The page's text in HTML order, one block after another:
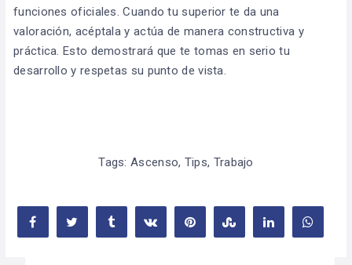
funciones oficiales. Cuando tu superior te da una
valoración, acéptala y actúa de manera constructiva y
práctica. Esto demostrará que te tomas en serio tu
desarrollo y respetas su punto de vista.
Tags:Ascenso, Tips, Trabajo